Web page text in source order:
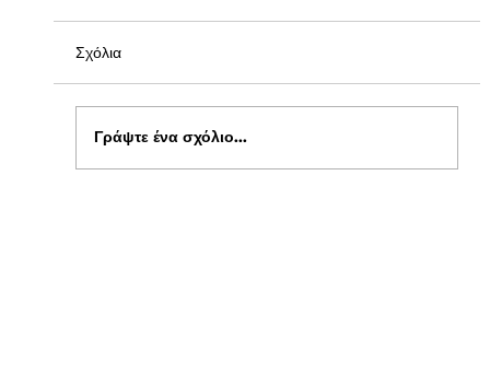
Σχόλια
Γράψτε ένα σχόλιο...